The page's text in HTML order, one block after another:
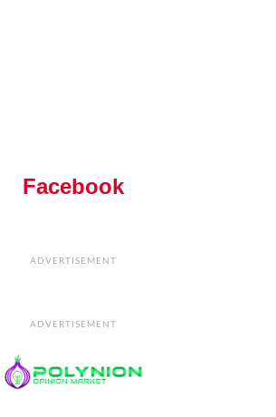
Facebook
ADVERTISEMENT
ADVERTISEMENT